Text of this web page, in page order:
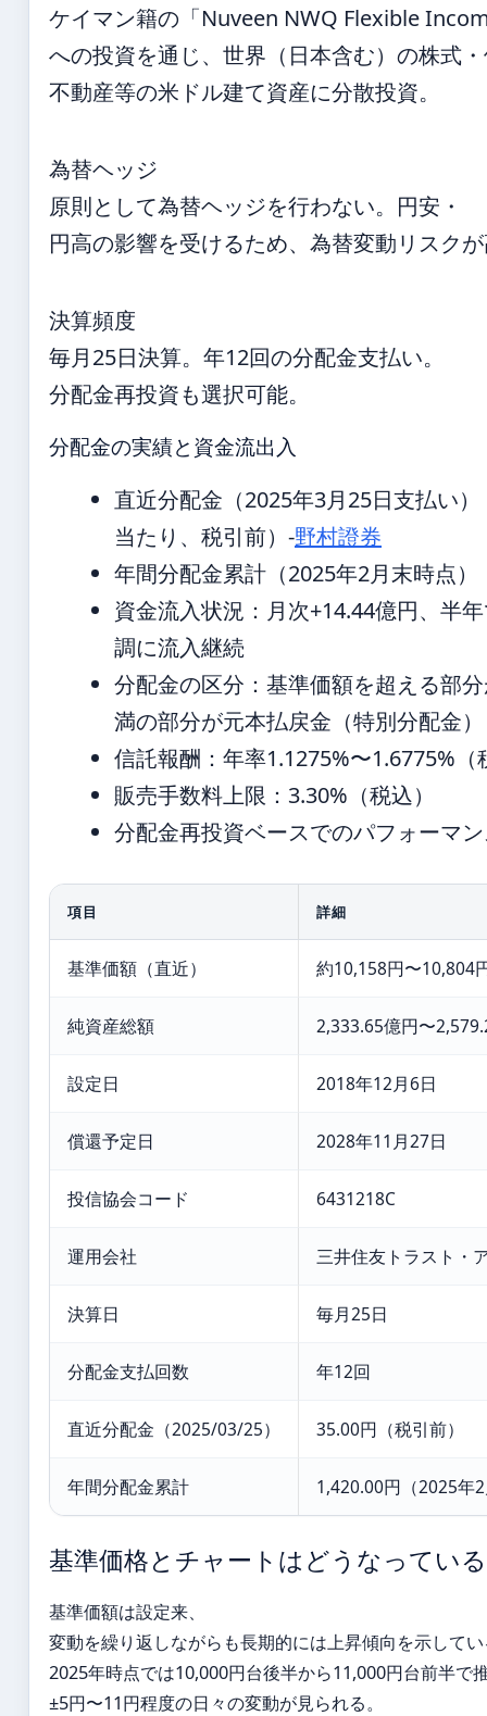
ケイマン籍の「Nuveen NWQ Flexible
への投資を通じ、世界（日本含む）の株式
不動産等の米ドル建て資産に分散投資。
為替ヘッジ
原則として為替ヘッジを行わない。円安・
円高の影響を受けるため、為替変動リスク
決算頻度
毎月25日決算。年12回の分配金支払い。
分配金再投資も選択可能。
分配金の実績と資金流出入
直近分配金（2025年3月25日支払い
当たり、税引前）-野村證券
年間分配金累計（2025年2月末時点）
資金流入状況：月次+14.44億円、半
調に流入継続
分配金の区分：基準価額を超える部
満の部分が元本払戻金（特別分配金
信託報酬：年率1.1275%〜1.6775%（
販売手数料上限：3.30%（税込）
分配金再投資ベースでのパフォーマ
項目 詳細
基準価額（直近） 約10,158円〜10,804
純資産総額 2,333.65億円〜
設定日 2018年12月6日
償還予定日 2028年11月27日
投信協会コード 6431218C
運用会社 三井住友トラスト・
決算日 毎月25日
分配金支払回数 年12回
直近分配金（2025/03/25） 35.00円（税引前）
年間分配金累計 1,420.00円（2025年
基準価格とチャートはどうなってい
基準価額は設定来、
変動を繰り返しながらも長期的には上昇傾向を示して
2025年時点では10,000円台後半から11,000円台前半で
±5円〜11円程度の日々の変動が見られる。